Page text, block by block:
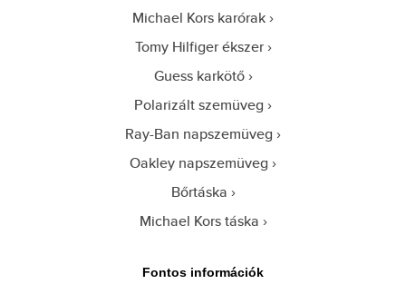
Michael Kors karórak
Tomy Hilfiger ékszer
Guess karkötő
Polarizált szemüveg
Ray-Ban napszemüveg
Oakley napszemüveg
Bőrtáska
Michael Kors táska
Fontos információk